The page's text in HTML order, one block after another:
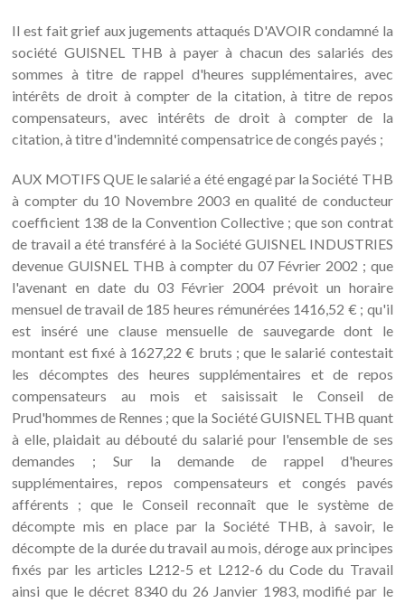
Il est fait grief aux jugements attaqués D'AVOIR condamné la
société GUISNEL THB à payer à chacun des salariés des
sommes à titre de rappel d'heures supplémentaires, avec
intérêts de droit à compter de la citation, à titre de repos
compensateurs, avec intérêts de droit à compter de la
citation, à titre d'indemnité compensatrice de congés payés ;
AUX MOTIFS QUE le salarié a été engagé par la Société THB
à compter du 10 Novembre 2003 en qualité de conducteur
coefficient 138 de la Convention Collective ; que son contrat
de travail a été transféré à la Société GUISNEL INDUSTRIES
devenue GUISNEL THB à compter du 07 Février 2002 ; que
l'avenant en date du 03 Février 2004 prévoit un horaire
mensuel de travail de 185 heures rémunérées 1416,52 € ; qu'il
est inséré une clause mensuelle de sauvegarde dont le
montant est fixé à 1627,22 € bruts ; que le salarié contestait
les décomptes des heures supplémentaires et de repos
compensateurs au mois et saisissait le Conseil de
Prud'hommes de Rennes ; que la Société GUISNEL THB quant
à elle, plaidait au débouté du salarié pour l'ensemble de ses
demandes ; Sur la demande de rappel d'heures
supplémentaires, repos compensateurs et congés pavés
afférents ; que le Conseil reconnaît que le système de
décompte mis en place par la Société THB, à savoir, le
décompte de la durée du travail au mois, déroge aux principes
fixés par les articles L212-5 et L212-6 du Code du Travail
ainsi que le décret 8340 du 26 Janvier 1983, modifié par le